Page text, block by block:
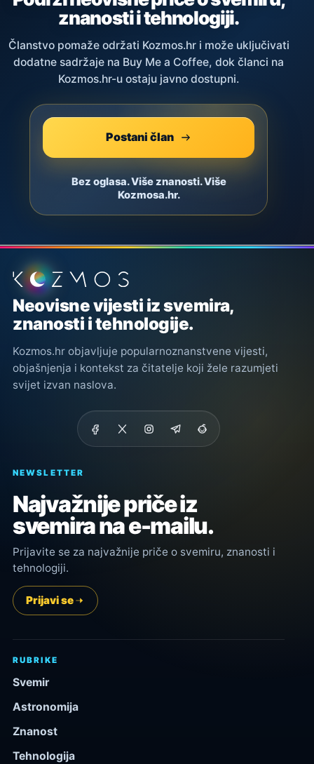
znanosti i tehnologiji.
Članstvo pomaže održati Kozmos.hr i može uključivati
dodatne sadržaje na Buy Me a Coffee, dok članci na
Kozmos.hr-u ostaju javno dostupni.
Postani član
Bez oglasa. Više znanosti. Više
Kozmosa.hr.
Podnožje stranice
Neovisne vijesti iz svemira,
znanosti i tehnologije.
Kozmos.hr objavljuje popularnoznanstvene vijesti,
objašnjenja i kontekst za čitatelje koji žele razumjeti
svijet izvan naslova.
NEWSLETTER
Najvažnije priče iz
svemira na e-mailu.
Prijavite se za najvažnije priče o svemiru, znanosti i
tehnologiji.
Prijavi se
RUBRIKE
Svemir
Astronomija
Znanost
Tehnologija